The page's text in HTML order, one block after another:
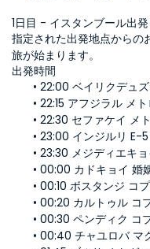
1日目 - イスタンブール出発
指定された出発地点からの
旅が始まります。
出発時間
22:00 ベイリクデュ
22:15 アフジラル メ
22:30 セファケイ メ
23:00 インジルリ E-5
23:30 メジディエキョ
00:00 カドキョイ 婚
00:10 ボスタンジ コ
00:20 カルトゥル コ
00:30 ペンディク コ
00:40 チャユロバ マ